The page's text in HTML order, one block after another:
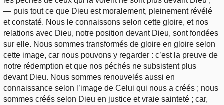
— puis tout ce que Dieu est moralement, pleinement révélé
et constaté. Nous le connaissons selon cette gloire, et nos
relations avec Dieu, notre position devant Dieu, sont fondées
sur elle. Nous sommes transformés de gloire en gloire selon
cette image, car nous pouvons y regarder : c’est la preuve de
notre rédemption et que nos péchés ne subsistent plus
devant Dieu. Nous sommes renouvelés aussi en
connaissance selon l’image de Celui qui nous a créés ; nous
sommes créés selon Dieu en justice et vraie sainteté ; car,